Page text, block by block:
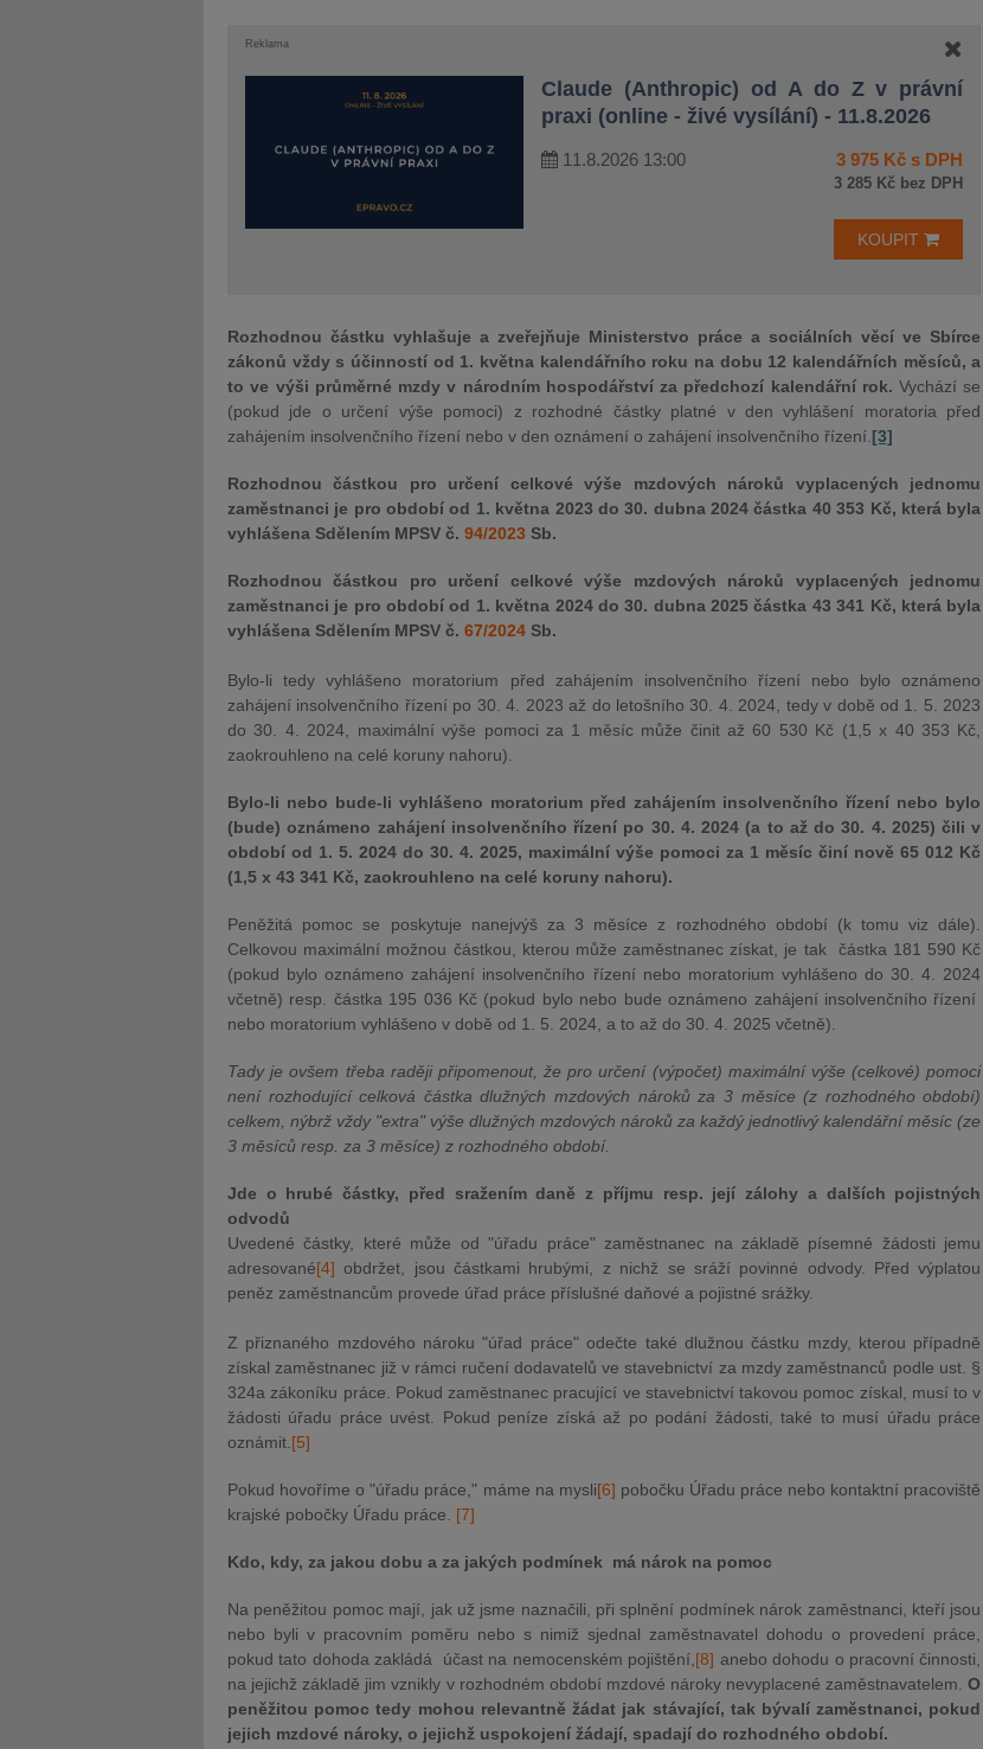
Reklama
Claude (Anthropic) od A do Z v právní
praxi (online - živé vysílání) - 11.8.2026
11.8.2026 13:00 3 975 Kč s DPH
3 285 Kč bez DPH
KOUPIT
Rozhodnou částku vyhlašuje a zveřejňuje Ministerstvo práce a sociálních věcí ve Sbírce
zákonů vždy s účinností od 1. května kalendářního roku na dobu 12 kalendářních měsíců, a
to ve výši průměrné mzdy v národním hospodářství za předchozí kalendářní rok.Vychází se
(pokud jde o určení výše pomoci) z rozhodné částky platné v den vyhlášení moratoria před
zahájením insolvenčního řízení nebo v den oznámení o zahájení insolvenčního řízení. [3]
Rozhodnou částkou pro určení celkové výše mzdových nároků vyplacených jednomu
zaměstnanci je pro období od 1. května 2023 do 30. dubna 2024 částka 40 353 Kč, která byla
vyhlášena Sdělením MPSV č. 94/2023 Sb.
Rozhodnou částkou pro určení celkové výše mzdových nároků vyplacených jednomu
zaměstnanci je pro období od 1. května 2024 do 30. dubna 2025 částka 43 341 Kč, která byla
vyhlášena Sdělením MPSV č. 67/2024 Sb.
Bylo-li tedy vyhlášeno moratorium před zahájením insolvenčního řízení nebo bylo oznámeno
zahájení insolvenčního řízení po 30. 4. 2023 až do letošního 30. 4. 2024, tedy v době od 1. 5. 2023
do 30. 4. 2024, maximální výše pomoci za 1 měsíc může činit až 60 530 Kč (1,5 x 40 353 Kč,
zaokrouhleno na celé koruny nahoru).
Bylo-li nebo bude-li vyhlášeno moratorium před zahájením insolvenčního řízení nebo bylo
(bude) oznámeno zahájení insolvenčního řízení po 30. 4. 2024 (a to až do 30. 4. 2025) čili v
období od 1. 5. 2024 do 30. 4. 2025, maximální výše pomoci za 1 měsíc činí nově 65 012 Kč
(1,5 x 43 341 Kč, zaokrouhleno na celé koruny nahoru).
Peněžitá pomoc se poskytuje nanejvýš za 3 měsíce z rozhodného období (k tomu viz dále).
Celkovou maximální možnou částkou, kterou může zaměstnanec získat, je tak částka 181 590 Kč
(pokud bylo oznámeno zahájení insolvenčního řízení nebo moratorium vyhlášeno do 30. 4. 2024
včetně) resp. částka 195 036 Kč (pokud bylo nebo bude oznámeno zahájení insolvenčního řízení
nebo moratorium vyhlášeno v době od 1. 5. 2024, a to až do 30. 4. 2025 včetně).
Tady je ovšem třeba raději připomenout, že pro určení (výpočet) maximální výše (celkové) pomoci
není rozhodující celková částka dlužných mzdových nároků za 3 měsíce (z rozhodného období)
celkem, nýbrž vždy "extra" výše dlužných mzdových nároků za každý jednotlivý kalendářní měsíc (ze
3 měsíců resp. za 3 měsíce) z rozhodného období.
Jde o hrubé částky, před sražením daně z příjmu resp. její zálohy a dalších pojistných
odvodů
Uvedené částky, které může od "úřadu práce" zaměstnanec na základě písemné žádosti jemu
adresované[4] obdržet, jsou částkami hrubými, z nichž se sráží povinné odvody. Před výplatou
peněz zaměstnancům provede úřad práce příslušné daňové a pojistné srážky.
Z přiznaného mzdového nároku "úřad práce" odečte také dlužnou částku mzdy, kterou případně
získal zaměstnanec již v rámci ručení dodavatelů ve stavebnictví za mzdy zaměstnanců podle ust. §
324a zákoníku práce. Pokud zaměstnanec pracující ve stavebnictví takovou pomoc získal, musí to v
žádosti úřadu práce uvést. Pokud peníze získá až po podání žádosti, také to musí úřadu práce
oznámit. [5]
Pokud hovoříme o "úřadu práce," máme na mysli[6] pobočku Úřadu práce nebo kontaktní pracoviště
krajské pobočky Úřadu práce. [7]
Kdo, kdy, za jakou dobu a za jakých podmínek má nárok na pomoc
Na peněžitou pomoc mají, jak už jsme naznačili, při splnění podmínek nárok zaměstnanci, kteří jsou
nebo byli v pracovním poměru nebo s nimiž sjednal zaměstnavatel dohodu o provedení práce,
pokud tato dohoda zakládá účast na nemocenském pojištění, [8] anebo dohodu o pracovní činnosti,
na jejichž základě jim vznikly v rozhodném období mzdové nároky nevyplacené zaměstnavatelem.O
peněžitou pomoc tedy mohou relevantně žádat jak stávající, tak bývalí zaměstnanci, pokud
jejich mzdové nároky, o jejichž uspokojení žádají, spadají do rozhodného období.